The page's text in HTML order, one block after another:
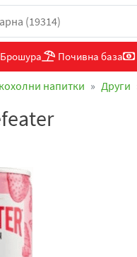
Брошура Почивна база
напитки Други